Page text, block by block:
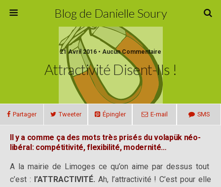
Blog de Danielle Soury
21 Avril 2016 • Aucun Commentaire
Attractivité Disent-Ils !
Partager Tweeter Épingler E-mail SMS
Il y a comme ça des mots très prisés du volapük néo-
libéral: compétitivité, flexibilité, modernité…
A la mairie de Limoges ce qu’on aime par dessus tout
c’est : l’ATTRACTIVITÉ. Ah, l’attractivité ! C’est pour elle